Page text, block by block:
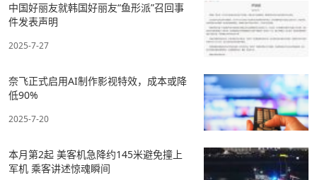
中国好丽友就韩国好丽友“鱼形派”召回事
件发表声明
2025-7-27
奈飞正式启用AI制作影视特效，成本或降
低90%
2025-7-20
本月第2起 美客机急降约145米避免撞上
军机 乘客讲述惊魂瞬间